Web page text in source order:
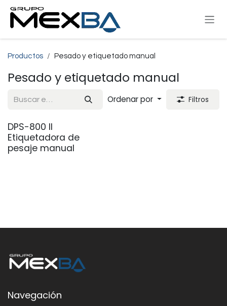
Ir al contenido
Productos Pesado y etiquetado manual
Pesado y etiquetado manual
Ordenar por Filtros
DPS-800 II
Etiquetadora de
pesaje manual
Navegación